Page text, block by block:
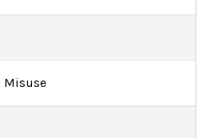
Misuse